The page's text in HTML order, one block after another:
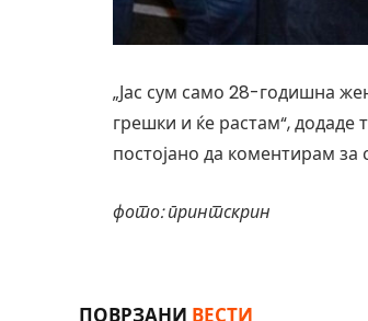
„Јас сум само 28-годишна
грешки и ќе растам“,
постојано да коментирам за
фото: принтскрин
ПОВРЗАНИ ВЕСТИ